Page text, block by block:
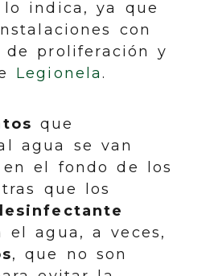
lo indica, ya que
con
de proliferación y
Legionela.
que
agua se van
el fondo de los
que los
el agua, a veces,
, que no son